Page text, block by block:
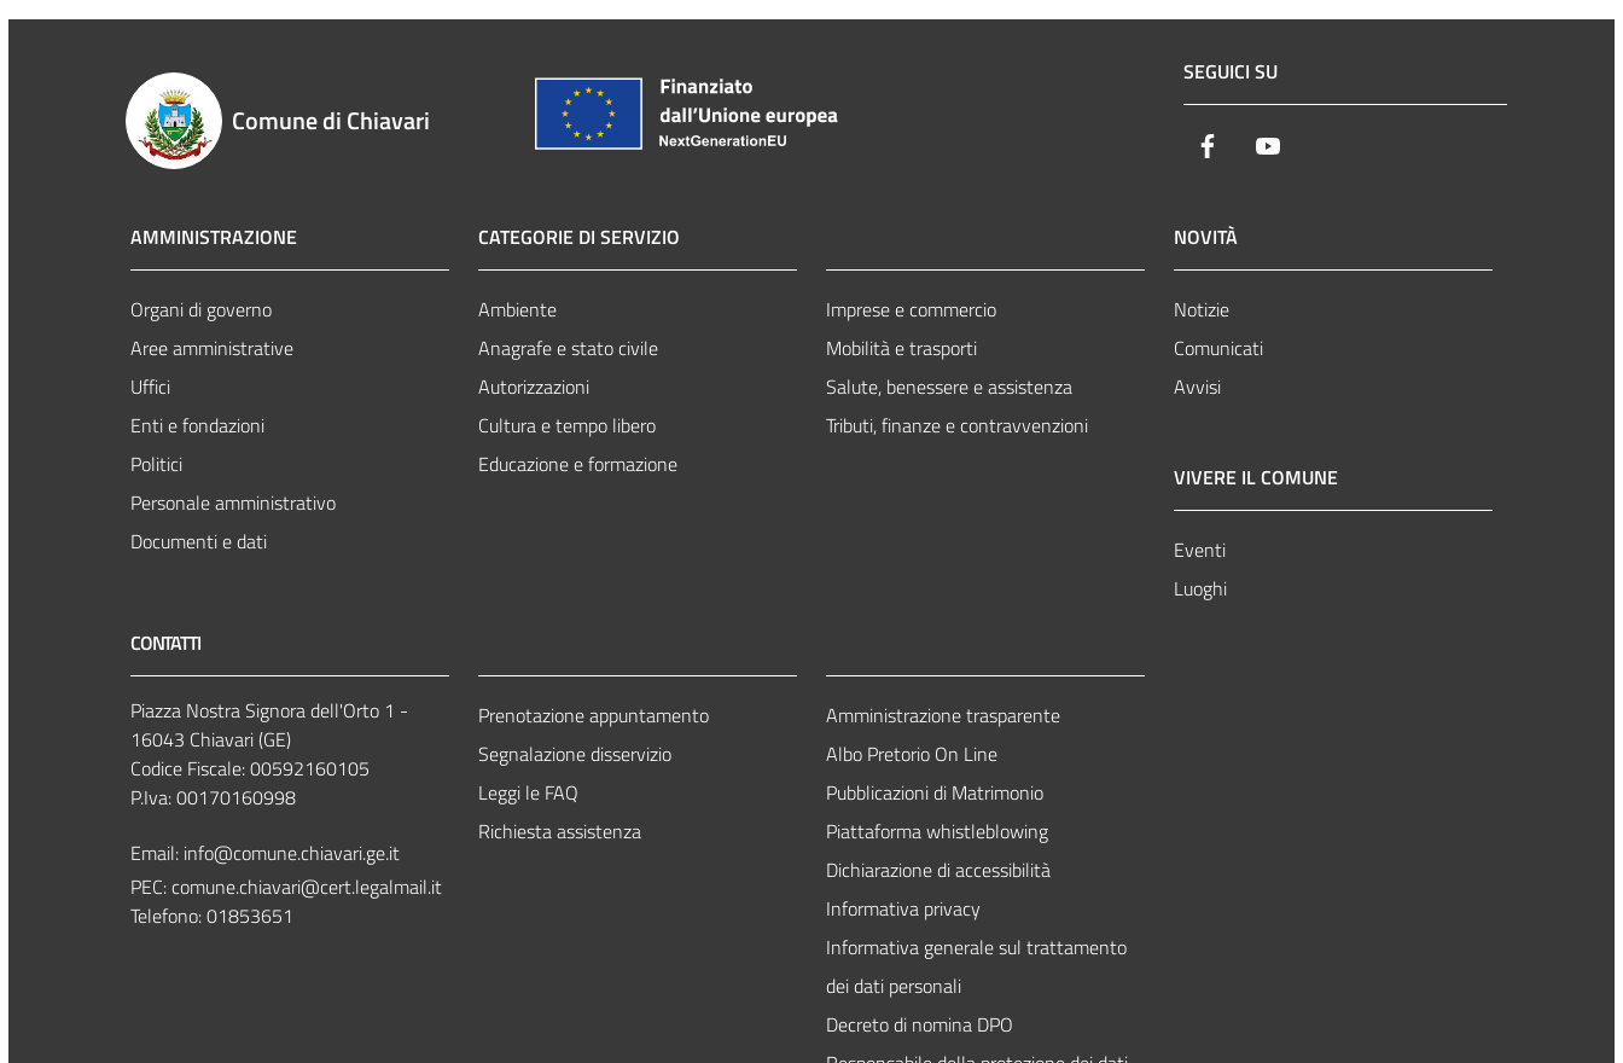
Comune di Chiavari
SEGUICI SU
facebook
AMMINISTRAZIONE
Organi di governo
Aree amministrative
Uffici
Enti e fondazioni
Politici
Personale amministrativo
Documenti e dati
CATEGORIE DI SERVIZIO
Ambiente
Anagrafe e stato civile
Autorizzazioni
Cultura e tempo libero
Educazione e formazione
Imprese e commercio
Mobilità e trasporti
Salute, benessere e assistenza
Tributi, finanze e contravvenzioni
NOVITÀ
Notizie
Comunicati
Avvisi
VIVERE IL COMUNE
Eventi
Luoghi
CONTATTI
Piazza Nostra Signora dell'Orto 1 -
16043 Chiavari (GE)
Codice Fiscale: 00592160105
P.Iva: 00170160998
Email: info@comune.chiavari.ge.it
PEC: comune.chiavari@cert.legalmail.it
Telefono: 01853651
Prenotazione appuntamento
Segnalazione disservizio
Leggi le FAQ
Richiesta assistenza
Amministrazione trasparente
Albo Pretorio On Line
Pubblicazioni di Matrimonio
Piattaforma whistleblowing
Dichiarazione di accessibilità
Informativa privacy
Informativa generale sul trattamento
dei dati personali
Decreto di nomina DPO